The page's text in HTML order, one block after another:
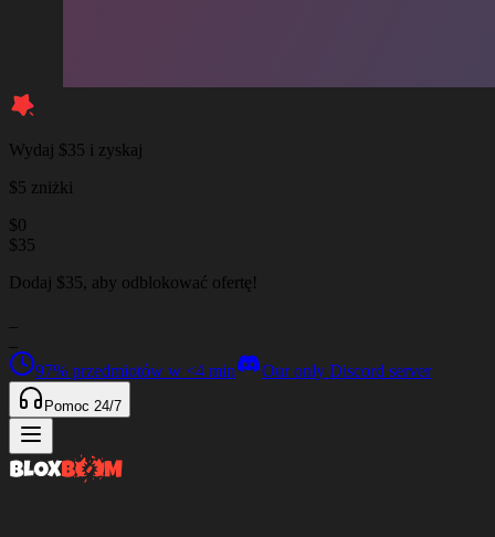
Wydaj $35 i zyskaj
$5 zniżki
$0
$35
Dodaj $35, aby odblokować ofertę!
97% przedmiotów w <4 min Our only Discord server
Pomoc 24/7